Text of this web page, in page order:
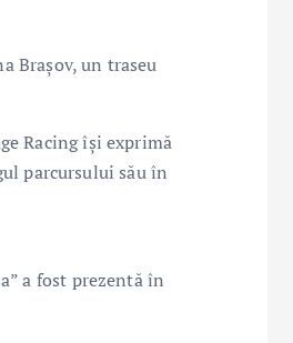
Brașov, un traseu
Racing își exprimă
parcursului său în
a fost prezentă în